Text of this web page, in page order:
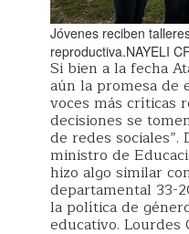
Jóvenes reciben
reproductiva.NAYELI
Si bien a la fecha
aún la promesa de
voces más críticas
decisiones se
de redes sociales”.
ministro de
hizo algo similar
departamental 33-
la política de
educativo.